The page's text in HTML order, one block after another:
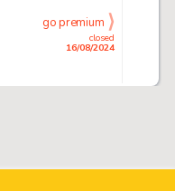
closed
16/08/2024
go premium